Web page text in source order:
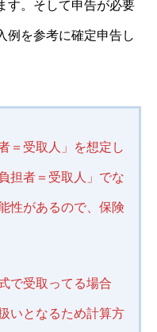
す。そして申告が必要
例を参考に確定申告し
＝受取人」を想定し
担者＝受取人」でな
性があるので、保険
で受取ってる場合
いとなるため計算方